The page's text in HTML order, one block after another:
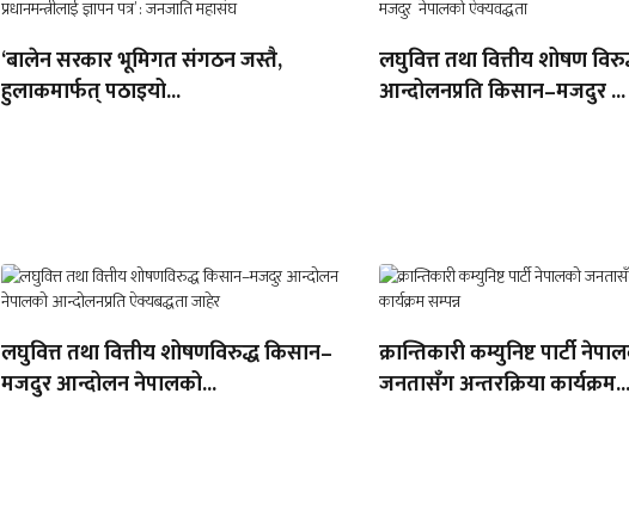
‘बालेन सरकार भूमिगत संगठन जस्तै,
हुलाकमार्फत् पठाइयो...
लघुवित्त तथा वित्तीय शोषण
आन्दोलनप्रति किसान–मजदुर ...
लघुवित्त तथा वित्तीय शोषणविरुद्ध किसान–
मजदुर आन्दोलन नेपालको...
क्रान्तिकारी कम्युनिष्ट पार्टी
जनतासँग अन्तरक्रिया कार्यक्रम...